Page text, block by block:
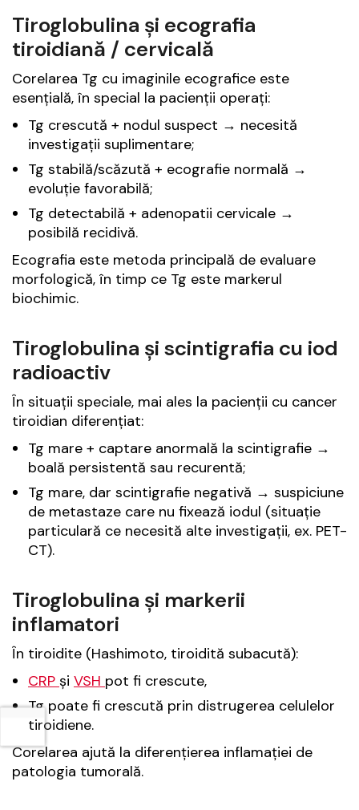
Tiroglobulina și ecografia
tiroidiană / cervicală
Corelarea Tg cu imaginile ecografice este
esențială, în special la pacienții operați:
Tg crescută + nodul suspect → necesită
investigații suplimentare;
Tg stabilă/scăzută + ecografie normală →
evoluție favorabilă;
Tg detectabilă + adenopatii cervicale →
posibilă recidivă.
Ecografia este metoda principală de evaluare
morfologică, în timp ce Tg este markerul
biochimic.
Tiroglobulina și scintigrafia cu iod
radioactiv
În situații speciale, mai ales la pacienții cu cancer
tiroidian diferențiat:
Tg mare + captare anormală la scintigrafie →
boală persistentă sau recurentă;
Tg mare, dar scintigrafie negativă → suspiciune
de metastaze care nu fixează iodul (situație
particulară ce necesită alte investigații, ex. PET-
CT).
Tiroglobulina și markerii
inflamatori
În tiroidite (Hashimoto, tiroidită subacută):
CRP și VSH pot fi crescute,
Tg poate fi crescută prin distrugerea celulelor
tiroidiene.
Corelarea ajută la diferențierea inflamației de
patologia tumorală.